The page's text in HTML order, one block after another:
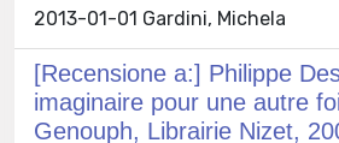
2013-01-01 Gardini, Michela
[Recensione a:] Philippe
imaginaire pour une autre
Genouph, Librairie Nizet,